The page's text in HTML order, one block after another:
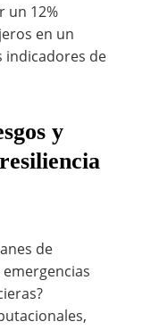
un 12%
en un
indicadores de
y
de